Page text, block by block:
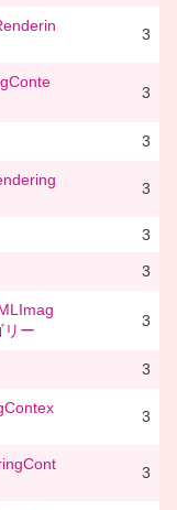
3
3
3
3
3
3
リー
3
3
3
3